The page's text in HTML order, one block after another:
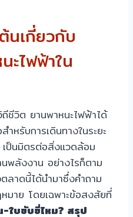
นเกี่ยวกับ
ะไฟฟ้าใน
ชีวิต ยานพาหนะไฟฟ้าได้
ำหรับการเดินทางในระยะ
ป็นมิตรต่อสิ่งแวดล้อม
พลังงาน อย่างไรก็ตาม
ลาดนี้ได้นำมาซึ่งคำถาม
มาย โดยเฉพาะข้อสงสัยที่
ใบขับขี่ไหม? สรุป